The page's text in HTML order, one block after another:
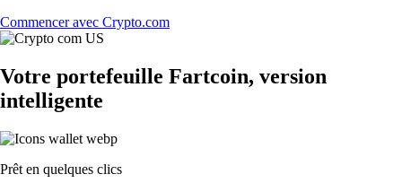
Commencer avec Crypto.com
Votre portefeuille Fartcoin, version
intelligente
Prêt en quelques clics